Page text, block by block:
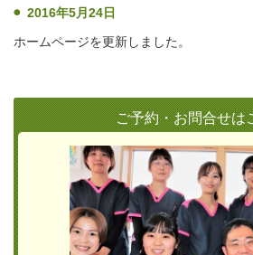
2016年5月24日
ホームページを更新しました。
ご予約・お問合せは